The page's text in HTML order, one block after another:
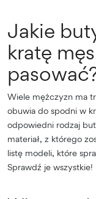
Jakie
kratę
Wiele mężczyzn ma
obuwia do spodni w
odpowiedni rodzaj
materiał, z którego
listę modeli, które
Sprawdź je wszystkie!